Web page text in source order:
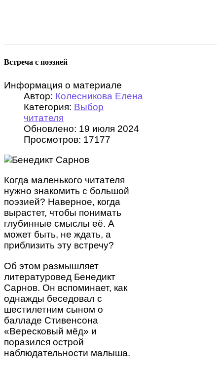
Встреча с поэзией
Информация о материале
Автор: Колесникова Елена
Категория: Выбор
читателя
Обновлено: 19 июля 2024
Просмотров: 17177
Когда маленького читателя
нужно знакомить с большой
поэзией? Наверное, когда
вырастет, чтобы понимать
глубинные смыслы её. А
может быть, не ждать, а
приблизить эту встречу?
Об этом размышляет
литературовед Бенедикт
Сарнов. Он вспоминает, как
однажды беседовал с
шестилетним сыном о
балладе Стивенсона
«Вересковый мёд» и
поразился острой
наблюдательности малыша.